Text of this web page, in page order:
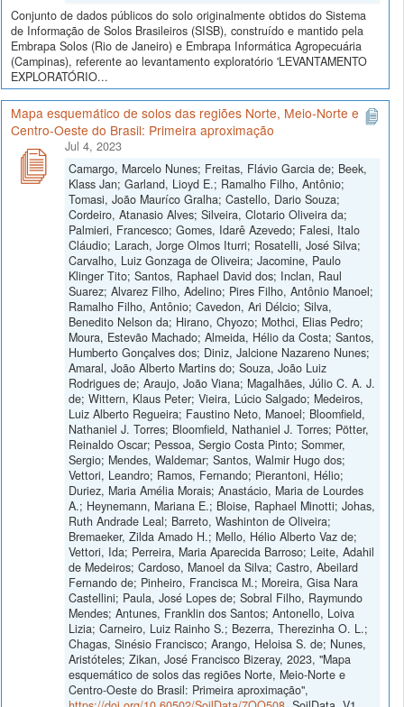
Conjunto de dados públicos do solo originalmente obtidos do Sistema
de Informação de Solos Brasileiros (SISB), construído e mantido pela
Embrapa Solos (Rio de Janeiro) e Embrapa Informática Agropecuária
(Campinas), referente ao levantamento exploratório 'LEVANTAMENTO
EXPLORATÓRIO...
Mapa esquemático de solos das regiões Norte, Meio-Norte e
Centro-Oeste do Brasil: Primeira aproximação
Jul 4, 2023
Camargo, Marcelo Nunes; Freitas, Flávio Garcia de; Beek,
Klass Jan; Garland, Lioyd E.; Ramalho Filho, Antônio;
Tomasi, João Mauríco Gralha; Castello, Dario Souza;
Cordeiro, Atanasio Alves; Silveira, Clotario Oliveira da;
Palmieri, Francesco; Gomes, Idarê Azevedo; Falesi, Italo
Cláudio; Larach, Jorge Olmos Iturri; Rosatelli, José Silva;
Carvalho, Luiz Gonzaga de Oliveira; Jacomine, Paulo
Klinger Tito; Santos, Raphael David dos; Inclan, Raul
Suarez; Alvarez Filho, Adelino; Pires Filho, Antônio Manoel;
Ramalho Filho, Antônio; Cavedon, Ari Délcio; Silva,
Benedito Nelson da; Hirano, Chyozo; Mothci, Elias Pedro;
Moura, Estevão Machado; Almeida, Hélio da Costa; Santos,
Humberto Gonçalves dos; Diniz, Jalcione Nazareno Nunes;
Amaral, João Alberto Martins do; Souza, João Luiz
Rodrigues de; Araujo, João Viana; Magalhães, Júlio C. A. J.
de; Wittern, Klaus Peter; Vieira, Lúcio Salgado; Medeiros,
Luiz Alberto Regueira; Faustino Neto, Manoel; Bloomfield,
Nathaniel J. Torres; Bloomfield, Nathaniel J. Torres; Pötter,
Reinaldo Oscar; Pessoa, Sergio Costa Pinto; Sommer,
Sergio; Mendes, Waldemar; Santos, Walmir Hugo dos;
Vettori, Leandro; Ramos, Fernando; Pierantoni, Hélio;
Duriez, Maria Amélia Morais; Anastácio, Maria de Lourdes
A.; Heynemann, Mariana E.; Bloise, Raphael Minotti; Johas,
Ruth Andrade Leal; Barreto, Washinton de Oliveira;
Bremaeker, Zilda Amado H.; Mello, Hélio Alberto Vaz de;
Vettori, Ida; Perreira, Maria Aparecida Barroso; Leite, Adahil
de Medeiros; Cardoso, Manoel da Silva; Castro, Abeilard
Fernando de; Pinheiro, Francisca M.; Moreira, Gisa Nara
Castellini; Paula, José Lopes de; Sobral Filho, Raymundo
Mendes; Antunes, Franklin dos Santos; Antonello, Loiva
Lizia; Carneiro, Luiz Rainho S.; Bezerra, Therezinha O. L.;
Chagas, Sinésio Francisco; Arango, Heloisa S. de; Nunes,
Aristóteles; Zikan, José Francisco Bizeray, 2023, "Mapa
esquemático de solos das regiões Norte, Meio-Norte e
Centro-Oeste do Brasil: Primeira aproximação",